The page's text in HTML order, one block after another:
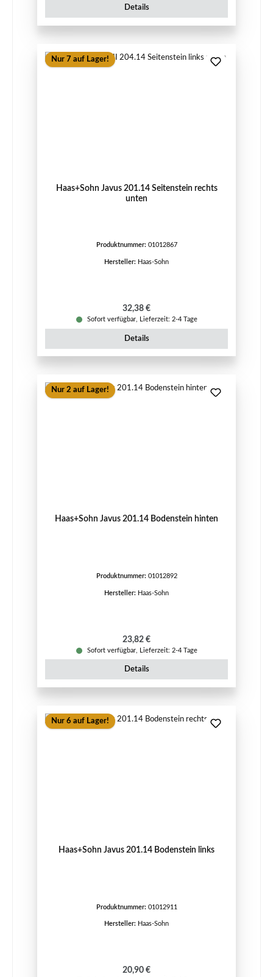
Details
Nur 7 auf Lager!
Haas+Sohn Javus 201.14 Seitenstein rechts
unten
Produktnummer: 01012867
Hersteller: Haas-Sohn
Regulärer Preis:
32,38 €
Sofort verfügbar, Lieferzeit: 2-4 Tage
Details
Nur 2 auf Lager!
Haas+Sohn Javus 201.14 Bodenstein hinten
Produktnummer: 01012892
Hersteller: Haas-Sohn
Regulärer Preis:
23,82 €
Sofort verfügbar, Lieferzeit: 2-4 Tage
Details
Nur 6 auf Lager!
Haas+Sohn Javus 201.14 Bodenstein links
Produktnummer: 01012911
Hersteller: Haas-Sohn
Regulärer Preis:
20,90 €